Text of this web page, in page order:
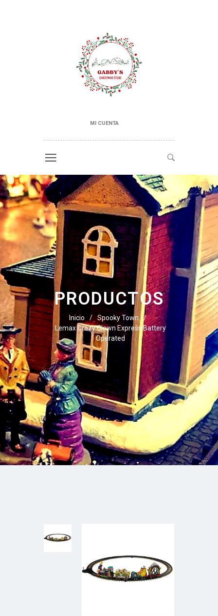
MI CUENTA
PRODUCTOS
Inicio / Spooky Town
/
Lemax Crazy Clown Express Battery
Operated